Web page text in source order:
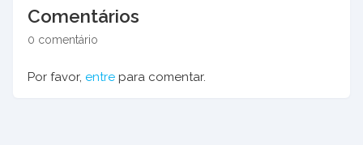
Comentários
0 comentário
Por favor, entre para comentar.